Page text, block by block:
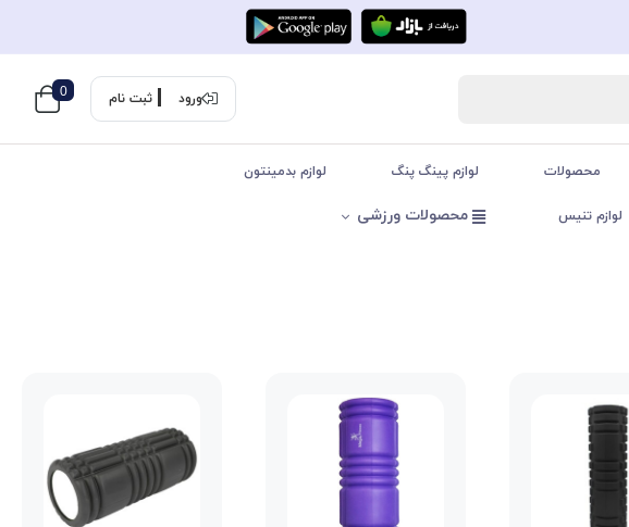
ورود ثبت نام 0
محصولات لوازم پینگ پنگ لوازم بدمینتون
لوازم تنیس محصولات ورزشی